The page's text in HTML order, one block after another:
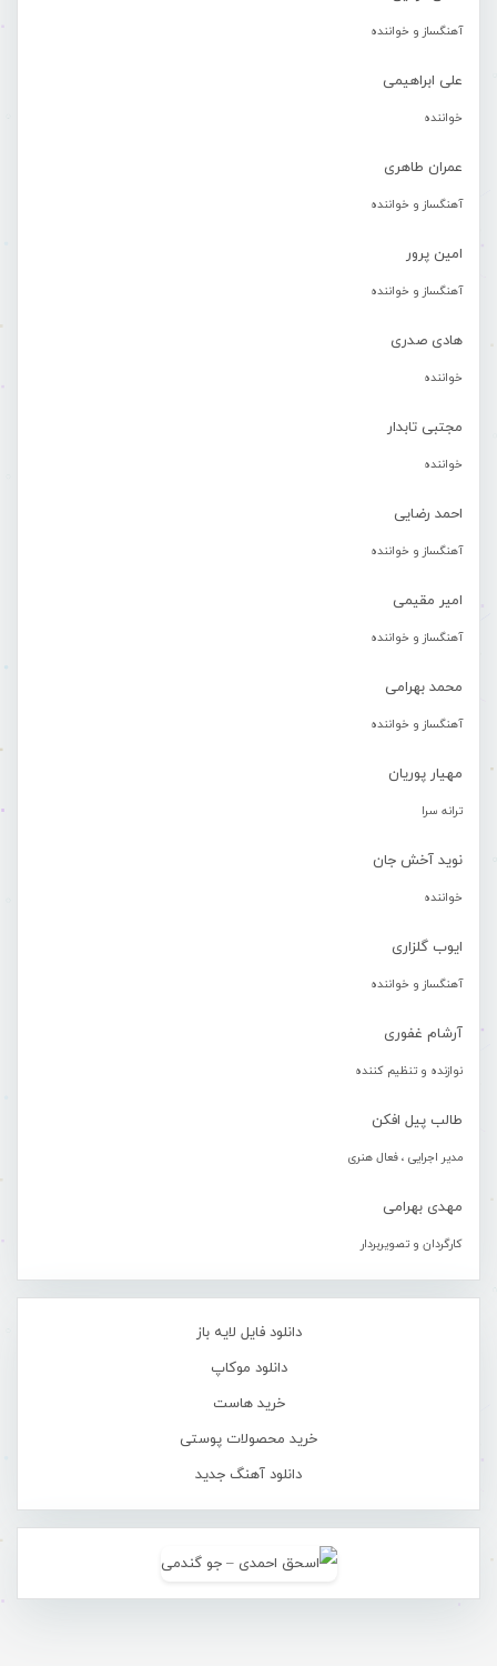
آهنگساز و خواننده
علی ابراهیمی
خواننده
عمران طاهری
آهنگساز و خواننده
امین پرور
آهنگساز و خواننده
هادی صدری
خواننده
مجتبی تابدار
خواننده
احمد رضایی
آهنگساز و خواننده
امیر مقیمی
آهنگساز و خواننده
محمد بهرامی
آهنگساز و خواننده
مهیار پوریان
ترانه سرا
نوید آخش جان
خواننده
ایوب گلزاری
آهنگساز و خواننده
آرشام غفوری
نوازنده و تنظیم کننده
طالب پیل افکن
مدیر اجرایی ، فعال هنری
مهدی بهرامی
کارگردان و تصویربردار
دانلود فایل لایه باز
دانلود موکاپ
خرید هاست
خرید محصولات پوستی
دانلود آهنگ جدید